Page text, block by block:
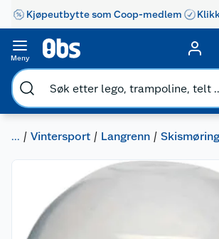
Kjøpeutbytte som Coop-medlem
Meny
... Vintersport Langrenn Skismøring